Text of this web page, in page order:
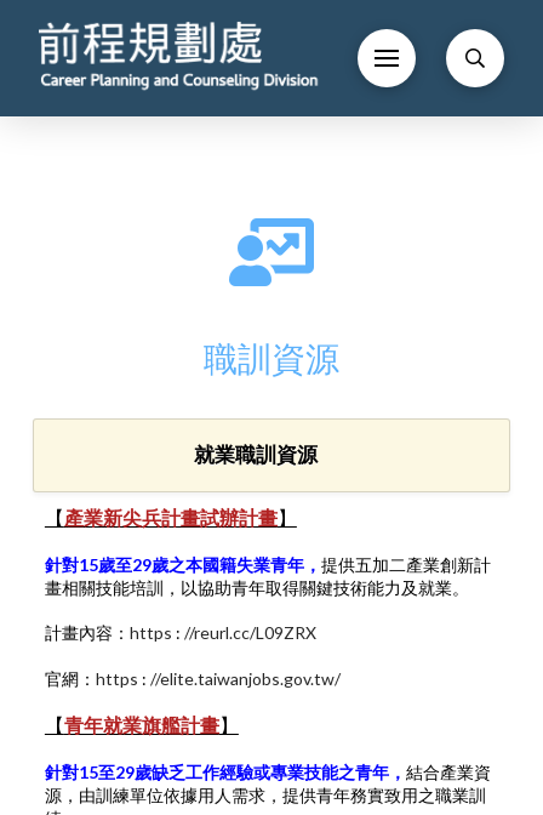
職訓資源
就業職訓資源
【產業新尖兵計畫試辦計畫】
針對15歲至29歲之本國籍失業青年， 提供五加二產業創新計
畫相關技能培訓，以協助青年取得關鍵技術能力及就業。
計畫內容： https : //reurl.cc/L09ZRX
官網： https : //elite.taiwanjobs.gov.tw/
【青年就業旗艦計畫】
針對15至29歲缺乏工作經驗或專業技能之青年， 結合產業資
源，由訓練單位依據用人需求，提供青年務實致用之職業訓